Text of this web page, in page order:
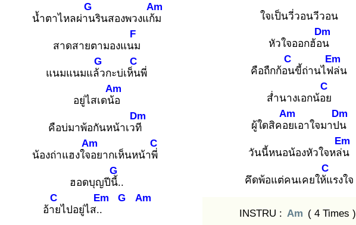
น้ำตาไหลผ่าน
G
รินสองพวงแก้ม
Am
สาดสายตามองแนม
F
แนมแนมแล้ว
G
กะบ่เห็น
C
พี่
อยู่ไสเดน้อ
Am
คือบ่มาพ้อกันหน้าเวที
Dm
น้องถ่าแฮงใจอ
Am
ยากเห็นหน้าพี่
C
ฮอดบุญปีนี้.
G
.
อ้าย
C
ไปอยู่ไส..
Em G Am
ใจเป็นวี่วอนวีวอน
หัวใจออกฮ้อน
Dm
คือถืกก้อน
C
ขี้ถ่านไฟล่
Em
น
ส่ำนางเอกน้อย
C
ผู้ใดสิคอย
Am
เอาใจมาปน
Dm
วันนี้หนอน้องหัวใจหล่น
Em
คึดพ้อแต่คนเคยให้แ
C
รงใจ
INSTRU : Am ( 4 Times )